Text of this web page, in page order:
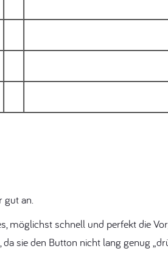
gut an.
möglichst schnell und perfekt die
sie den Button nicht lang genug